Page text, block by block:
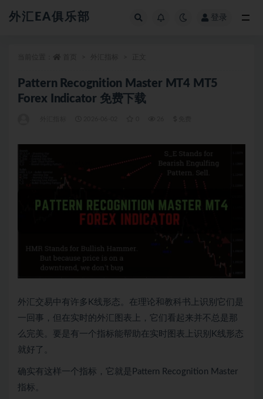
外汇EA俱乐部 登录
Pattern Recognition Master MT4 MT5
Forex Indicator 免费下载
外汇交易中有许多K线形态。在理论和教科书上识别它们是
一回事，但在实时的外汇图表上，它们看起来并不总是那
么完美。要是有一个指标能帮助在实时图表上识别K线形态
就好了。
确实有这样一个指标，它就是Pattern Recognition Master
指标。